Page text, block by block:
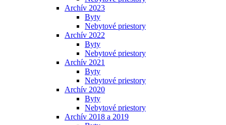
Archív 2023
Byty
Nebytové priestory
Archív 2022
Byty
Nebytové priestory
Archív 2021
Byty
Nebytové priestory
Archív 2020
Byty
Nebytové priestory
Archív 2018 a 2019